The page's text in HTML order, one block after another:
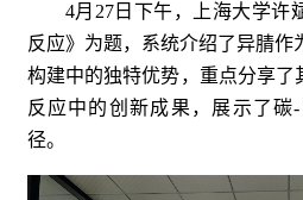
4月27日下午，上海大学许
反应》为题，系统介绍了异腈作
构建中的独特优势，重点分享了
反应中的创新成果，展示了碳
径。